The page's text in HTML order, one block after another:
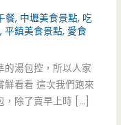
餐, 中壢美食景點, 吃
,平鎮美食景點, 愛食
的湯包控，所以人家
鮮看看 這次我們跑來
，除了賣早上時 […]